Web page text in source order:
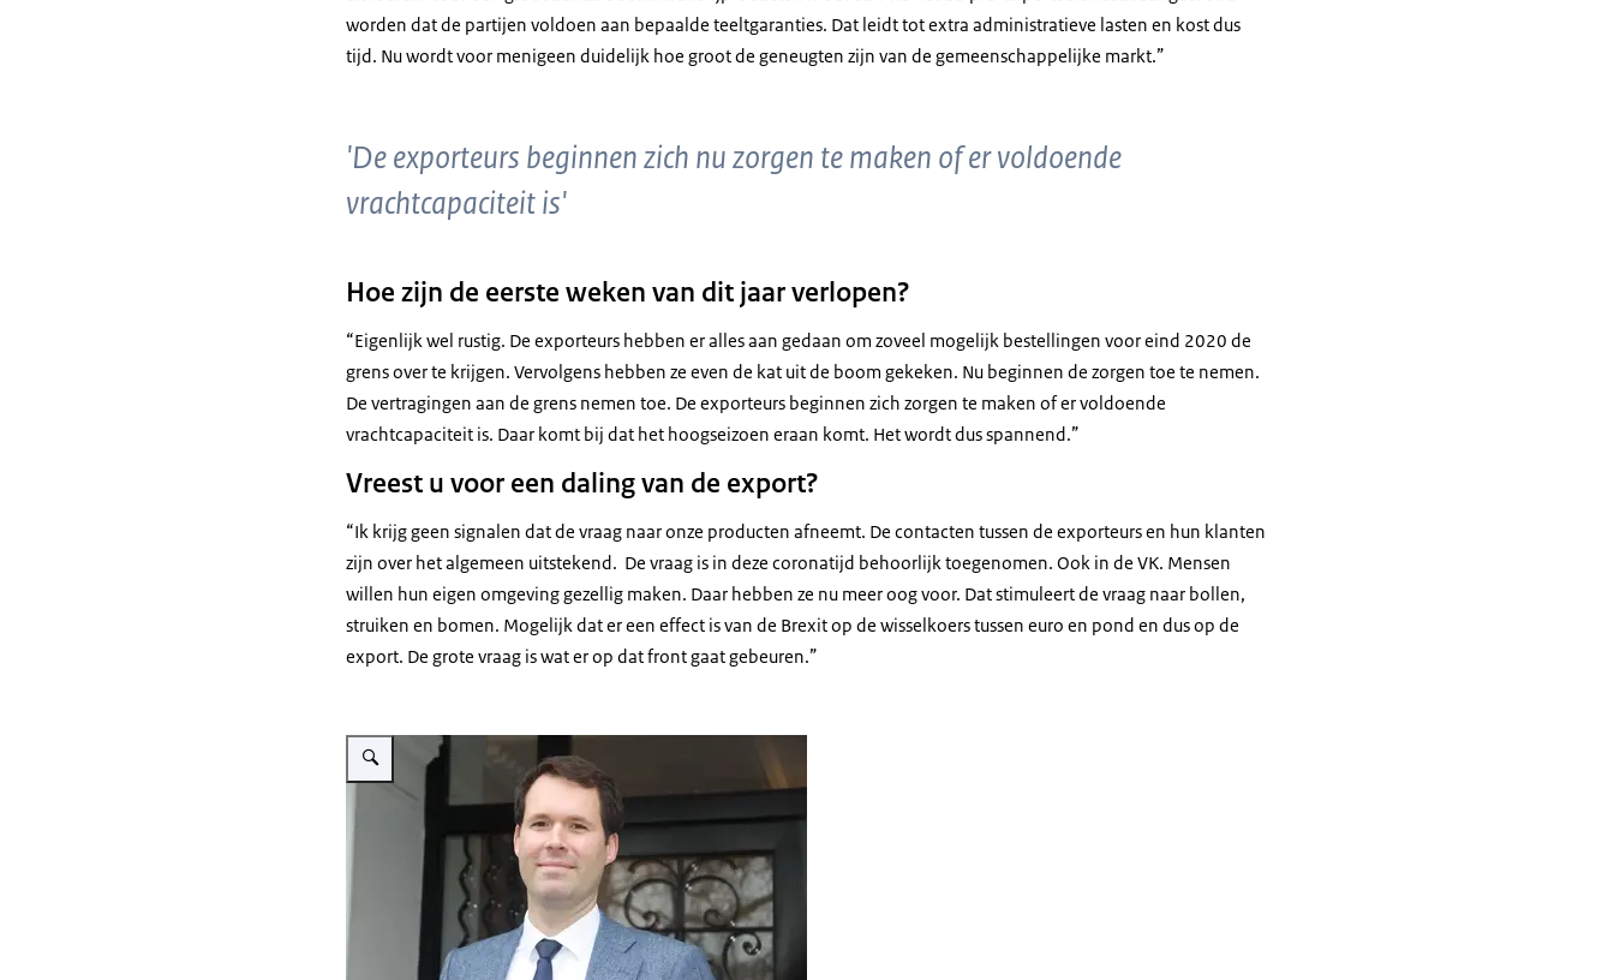
worden dat de partijen voldoen aan bepaalde teeltgaranties. Dat leidt tot extra administratieve lasten en kost dus
tijd. Nu wordt voor menigeen duidelijk hoe groot de geneugten zijn van de gemeenschappelijke markt.”
'De exporteurs beginnen zich nu zorgen te maken of er voldoende
vrachtcapaciteit is'
Hoe zijn de eerste weken van dit jaar verlopen?
“Eigenlijk wel rustig. De exporteurs hebben er alles aan gedaan om zoveel mogelijk bestellingen voor eind 2020 de
grens over te krijgen. Vervolgens hebben ze even de kat uit de boom gekeken. Nu beginnen de zorgen toe te nemen.
De vertragingen aan de grens nemen toe. De exporteurs beginnen zich zorgen te maken of er voldoende
vrachtcapaciteit is. Daar komt bij dat het hoogseizoen eraan komt. Het wordt dus spannend.”
Vreest u voor een daling van de export?
“Ik krijg geen signalen dat de vraag naar onze producten afneemt. De contacten tussen de exporteurs en hun klanten
zijn over het algemeen uitstekend. De vraag is in deze coronatijd behoorlijk toegenomen. Ook in de VK. Mensen
willen hun eigen omgeving gezellig maken. Daar hebben ze nu meer oog voor. Dat stimuleert de vraag naar bollen,
struiken en bomen. Mogelijk dat er een effect is van de Brexit op de wisselkoers tussen euro en pond en dus op de
export. De grote vraag is wat er op dat front gaat gebeuren.”
Vergroot afbeelding Tim Heddema